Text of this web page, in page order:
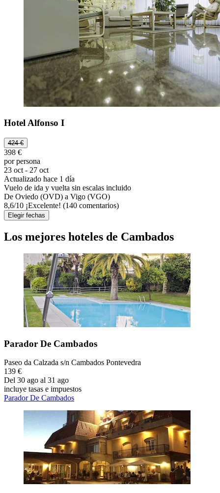
Hotel Alfonso I
424 €
398 €
por persona
23 oct - 27 oct
Actualizado hace 1 día
Vuelo de ida y vuelta sin escalas incluido
De Oviedo (OVD) a Vigo (VGO)
8,6/10 ¡Excelente! (140 comentarios)
Elegir fechas
Los mejores hoteles de Cambados
Parador De Cambados
Paseo da Calzada s/n Cambados Pontevedra
139 €
Del 30 ago al 31 ago
incluye tasas e impuestos
Parador De Cambados